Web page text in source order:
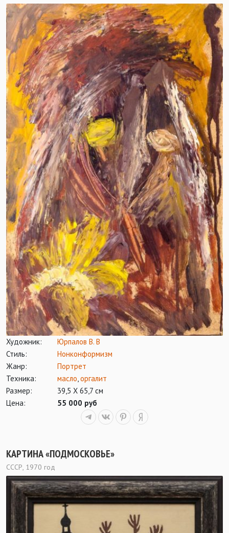
Художник:
Юрпалов В. В
Стиль:
Нонконформизм
Жанр:
Портрет
Техника:
масло,оргалит
Размер:
39,5 Х 65,7 см
Цена:
55 000 руб
КАРТИНА «ПОДМОСКОВЬЕ»
СССР, 1970 год